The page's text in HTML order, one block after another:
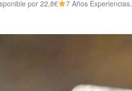
por 22,8€
7 Años Experiencias.